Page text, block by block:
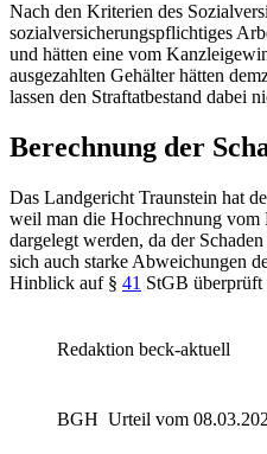
Nach den Kriterien des
sozialversicherungspflichtiges
und hätten eine vom
ausgezahlten Gehälter hätten
lassen den Straftatbestand dabei
Berechnung der
Das Landgericht Traunstein hat
weil man die Hochrechnung vom
dargelegt werden, da der
sich auch starke Abweichungen
Hinblick auf § 41 StGB überprüft
Redaktion beck-aktuell
BGH Urteil vom